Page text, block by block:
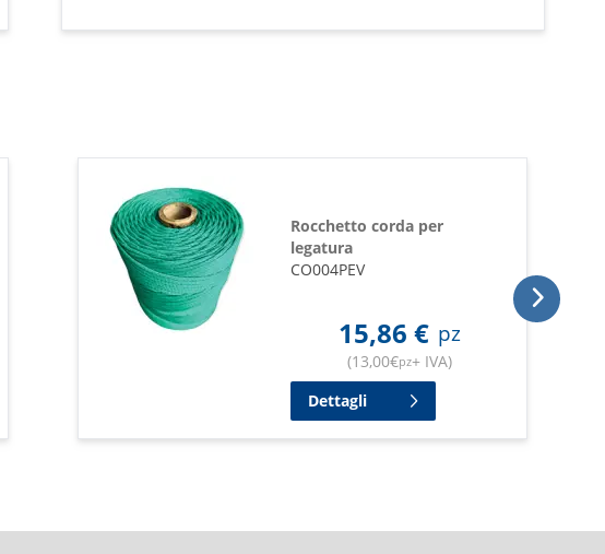
Rocchetto corda per
legatura
CO004PEV
15,86 € pz
(13,00€pz+ IVA)
Dettagli